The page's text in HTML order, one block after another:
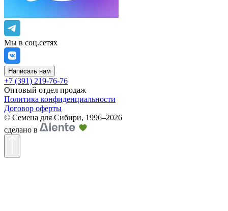
Мы в соц.сетях
Написать нам
+7 (391) 219-76-76
Оптовый отдел продаж
Политика конфиденциальности
Договор оферты
© Семена для Сибири, 1996–2026
сделано в